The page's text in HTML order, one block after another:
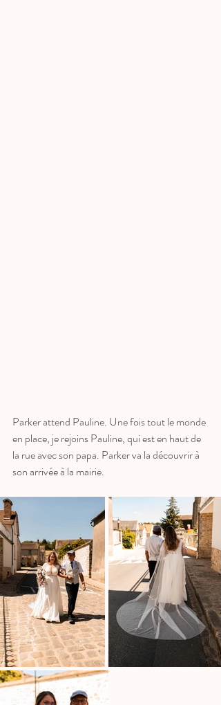
Parker attend Pauline. Une fois tout le monde
en place, je rejoins Pauline, qui est en haut de
la rue avec son papa. Parker va la découvrir à
son arrivée à la mairie.